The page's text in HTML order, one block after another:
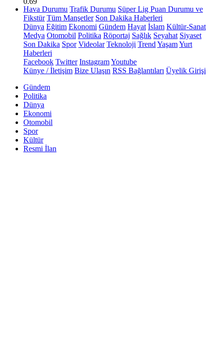
Hava Durumu Trafik Durumu Süper Lig Puan Durumu ve
Fikstür Tüm Manşetler Son Dakika Haberleri
Dünya Eğitim Ekonomi Gündem Hayat İslam Kültür-Sanat
Medya Otomobil Politika Röportaj Sağlık Seyahat Siyaset
Son Dakika Spor Videolar Teknoloji Trend YaşamYurt
Haberleri
Facebook Twitter InstagramYoutube
Künye / İletişim Bize Ulaşın RSS Bağlantıları Üyelik Girişi
Gündem
Politika
Dünya
Ekonomi
Otomobil
Spor
Kültür
Resmi İlan